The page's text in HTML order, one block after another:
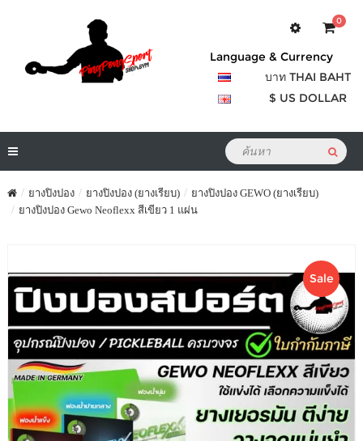
0
Language & Currency
บาท THAI BAHT
$ US DOLLAR
ยางปิงปอง ยางปิงปอง (ยางเรียบ)
ยางปิงปอง GEWO (ยางเรียบ)
ยางปิงปอง Gewo Neoflexx สีเขียว 1 แผ่น
Sale